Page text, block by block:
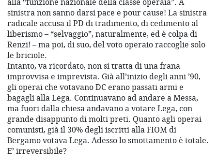
sinistra non sanno darsi pace e pour cause! La sinistra
radicale accusa il PD di tradimento, di cedimento al
liberismo – “selvaggio”, naturalmente, ed è colpa di
Renzi! – ma poi, di suo, del voto operaio raccoglie solo
le briciole.
Intanto, va ricordato, non si tratta di una frana
improvvisa e imprevista. Già all’inizio degli anni ’90,
gli operai che votavano DC erano passati armi e
bagagli alla Lega. Continuavano ad andare a Messa,
ma fuori dalla chiesa andavano a votare Lega, con
grande disappunto di molti preti. Quanto agli operai
comunisti, già il 30% degli iscritti alla FIOM di
Bergamo votava Lega. Adesso lo smottamento è totale.
E’ irreversibile?